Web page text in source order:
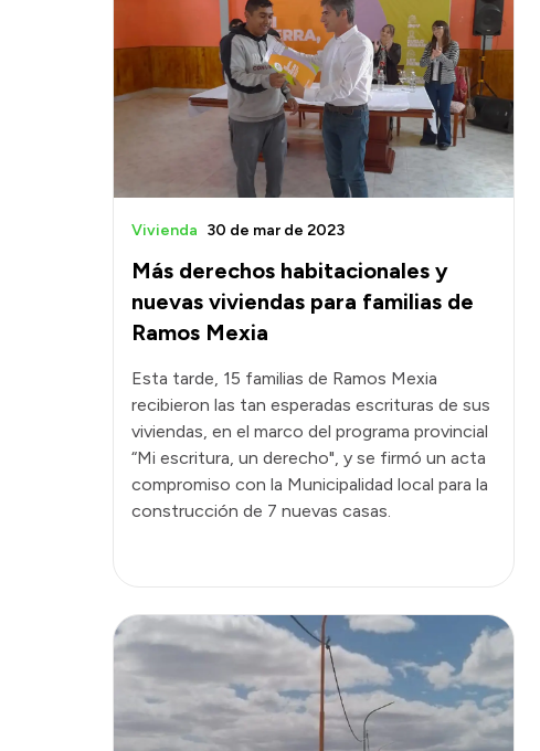
Más derechos habitacionales y
nuevas viviendas para familias de
Ramos Mexia
Vivienda 30 de mar de 2023
Esta tarde, 15 familias de Ramos Mexia
recibieron las tan esperadas escrituras de sus
viviendas, en el marco del programa provincial
“Mi escritura, un derecho", y se firmó un acta
compromiso con la Municipalidad local para la
construcción de 7 nuevas casas.